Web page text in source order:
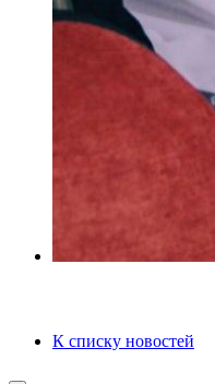
К списку новостей